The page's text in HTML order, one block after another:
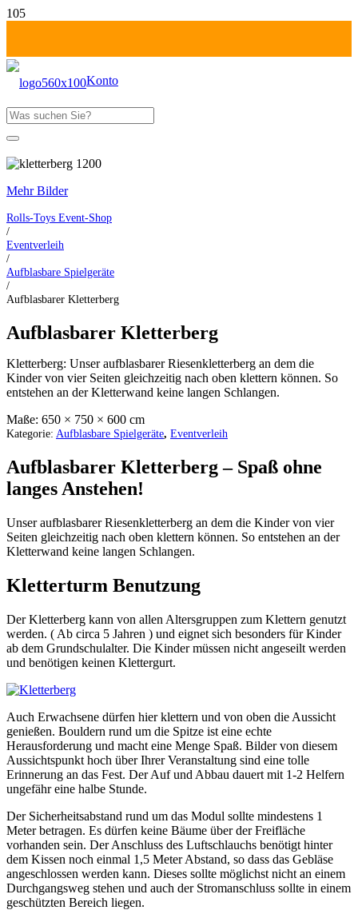
Konto
Mehr Bilder
Rolls-Toys Event-Shop
/
Eventverleih
/
Aufblasbare Spielgeräte
/
Aufblasbarer Kletterberg
Aufblasbarer Kletterberg
Kletterberg: Unser aufblasbarer Riesenkletterberg an dem die
Kinder von vier Seiten gleichzeitig nach oben klettern können. So
entstehen an der Kletterwand keine langen Schlangen.
Maße: 650 × 750 × 600 cm
Kategorie: Aufblasbare Spielgeräte, Eventverleih
Aufblasbarer Kletterberg – Spaß ohne
langes Anstehen!
Unser aufblasbarer Riesenkletterberg an dem die Kinder von vier
Seiten gleichzeitig nach oben klettern können. So entstehen an der
Kletterwand keine langen Schlangen.
Kletterturm Benutzung
Der Kletterberg kann von allen Altersgruppen zum Klettern genutzt
werden. ( Ab circa 5 Jahren ) und eignet sich besonders für Kinder
ab dem Grundschulalter. Die Kinder müssen nicht angeseilt werden
und benötigen keinen Klettergurt.
Auch Erwachsene dürfen hier klettern und von oben die Aussicht
genießen. Bouldern rund um die Spitze ist eine echte
Herausforderung und macht eine Menge Spaß. Bilder von diesem
Aussichtspunkt hoch über Ihrer Veranstaltung sind eine tolle
Erinnerung an das Fest. Der Auf und Abbau dauert mit 1-2 Helfern
ungefähr eine halbe Stunde.
Der Sicherheitsabstand rund um das Modul sollte mindestens 1
Meter betragen. Es dürfen keine Bäume über der Freifläche
vorhanden sein. Der Anschluss des Luftschlauchs benötigt hinter
dem Kissen noch einmal 1,5 Meter Abstand, so dass das Gebläse
angeschlossen werden kann. Dieses sollte möglichst nicht an einem
Durchgangsweg stehen und auch der Stromanschluss sollte in einem
geschützten Bereich liegen.